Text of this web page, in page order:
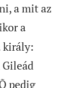
a mit az
a
király:
pedig